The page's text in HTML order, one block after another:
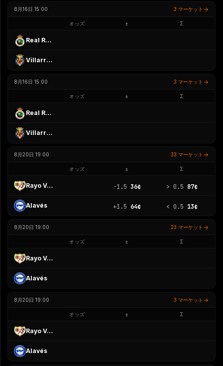
8月16日 15:00 3 マーケット
オッズ ± Σ
Real Racing Club
Villarreal
8月16日 15:00 3 マーケット
オッズ ± Σ
Real Racing Club
Villarreal
8月20日 19:00 33 マーケット
オッズ ± Σ
Rayo Vallecano -1.5 36¢ > 0.5 87¢
Alavés +1.5 64¢ < 0.5 13¢
8月20日 19:00 23 マーケット
オッズ ± Σ
Rayo Vallecano
Alavés
8月20日 19:00 3 マーケット
オッズ ± Σ
Rayo Vallecano
Alavés